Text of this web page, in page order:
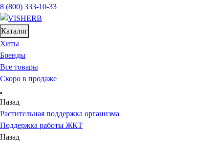
8 (800) 333-10-33
Каталог
Хиты
Бренды
Все товары
Скоро в продаже
Назад
Растительная поддержка организма
Поддержка работы ЖКТ
Назад